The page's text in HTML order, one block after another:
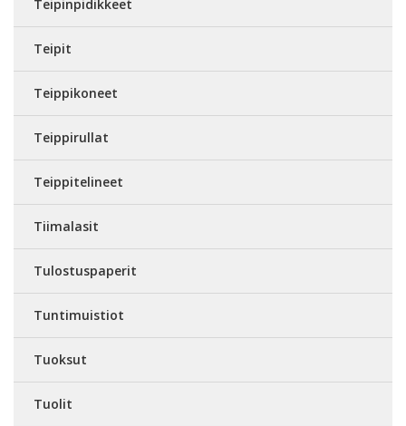
Teipinpidikkeet
Teipit
Teippikoneet
Teippirullat
Teippitelineet
Tiimalasit
Tulostuspaperit
Tuntimuistiot
Tuoksut
Tuolit